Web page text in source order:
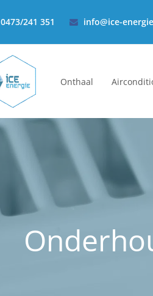
0473/241 351 info@ice-
Onthaal